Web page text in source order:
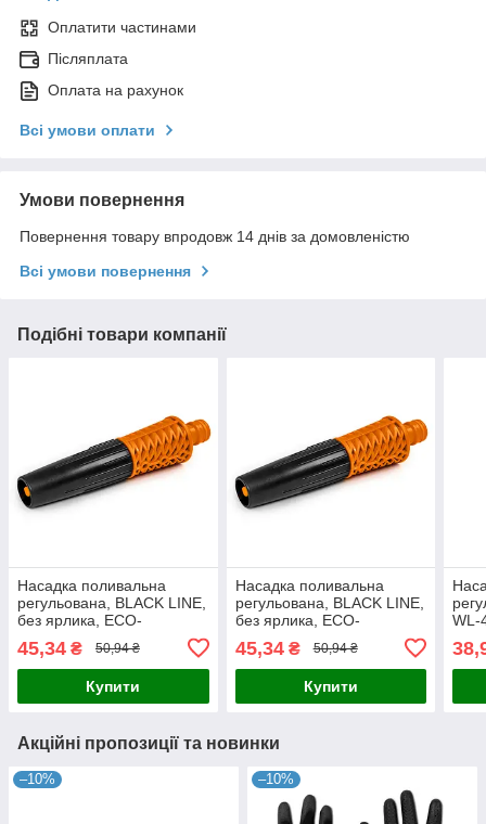
Оплатити частинами
Післяплата
Оплата на рахунок
Всі умови оплати
Умови повернення
Повернення товару впродовж 14 днів за домовленістю
Всі умови повернення
Подібні товари компанії
Насадка поливальна
регульована, BLACK LINE,
без ярлика, ECO-
45,34 ₴ 50,94 ₴
Купити
Насадка поливальна
регульована, BLACK LINE,
без ярлика, ECO-
45,34₴ 50,94 ₴
Купити
WL-
Акційні пропозиції та новинки
–10% –10%